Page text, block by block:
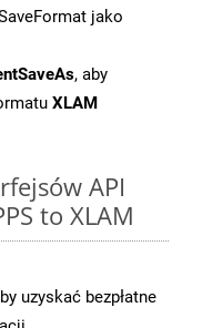
jako
, aby
XLAM
API
to XLAM
uzyskać bezpłatne